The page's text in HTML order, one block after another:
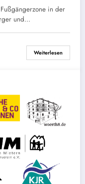
in der
und…
Weiterlesen